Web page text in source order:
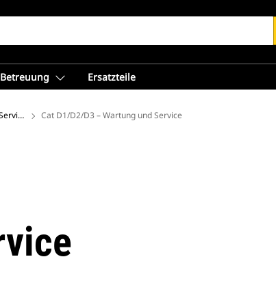
Ersatzteile
für Maschinenbesitzer
Cat D1/D2/D3 – Wartung und Service